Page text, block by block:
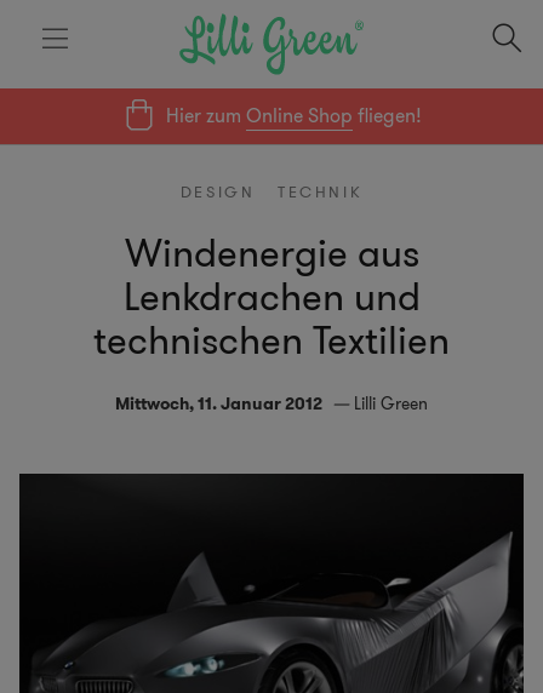
Hier zumOnline Shop fliegen!
DESIGN TECHNIK
Windenergie aus
Lenkdrachen und
technischen Textilien
Mittwoch, 11. Januar 2012 Lilli Green